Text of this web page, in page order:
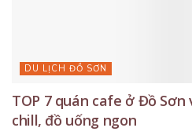
DU LỊCH ĐỒ SƠN
TOP 7 quán cafe ở Đồ
chill, đồ uống ngon